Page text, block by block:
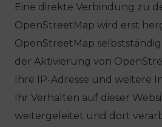
Eine direkte Verbindung zu
OpenStreetMap wird erst
OpenStreetMap
der Aktivierung von
Ihre IP-​Adresse und weitere
Ihr Verhalten auf dieser
weitergeleitet und dort